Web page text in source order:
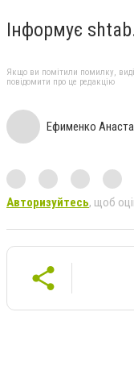
Інформує
Якщо ви помітили помилку,
повідомити про це редакцію
Ефименко
Авторизуйтесь, щоб